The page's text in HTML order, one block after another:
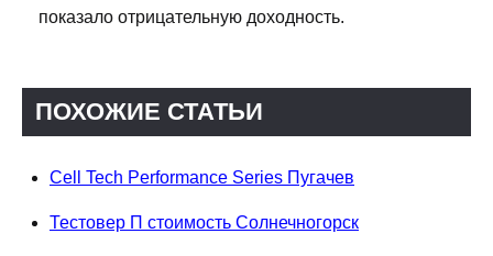
показало отрицательную доходность.
ПОХОЖИЕ СТАТЬИ
Cell Tech Performance Series Пугачев
Тестовер П стоимость Солнечногорск